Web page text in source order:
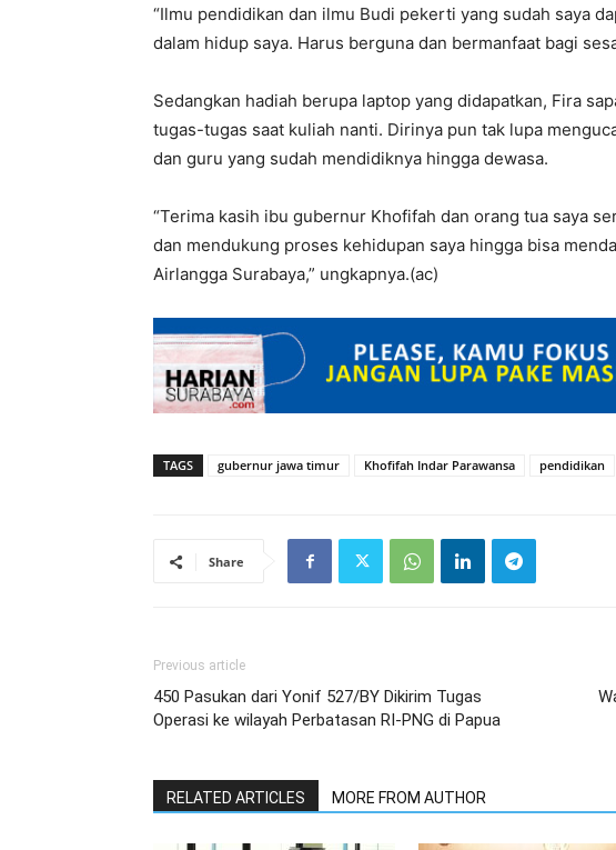
“Ilmu pendidikan dan ilmu Budi pekerti yang sudah saya
dalam hidup saya. Harus berguna dan bermanfaat bagi
Sedangkan hadiah berupa laptop yang didapatkan, Fira
tugas-tugas saat kuliah nanti. Dirinya pun tak lupa
dan guru yang sudah mendidiknya hingga dewasa.
“Terima kasih ibu gubernur Khofifah dan orang tua saya
dan mendukung proses kehidupan saya hingga bisa
Airlangga Surabaya,” ungkapnya.(ac)
TAGS gubernur jawa timur Khofifah Indar Parawansa pendidikan
Share
Previous article
450 Pasukan dari Yonif 527/BY Dikirim Tugas
Operasi ke wilayah Perbatasan RI-PNG di Papua
RELATED ARTICLES MORE FROM AUTHOR